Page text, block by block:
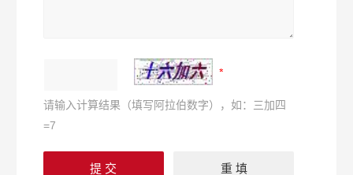
请输入计算结果（填写阿拉伯数字），如：三加四
=7